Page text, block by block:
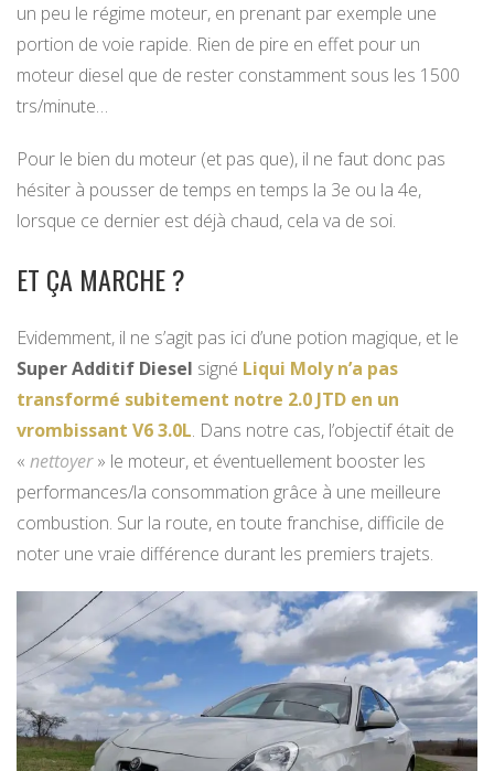
un peu le régime moteur, en prenant par exemple une
portion de voie rapide. Rien de pire en effet pour un
moteur diesel que de rester constamment sous les 1500
trs/minute…
Pour le bien du moteur (et pas que), il ne faut donc pas
hésiter à pousser de temps en temps la 3e ou la 4e,
lorsque ce dernier est déjà chaud, cela va de soi.
ET ÇA MARCHE ?
Evidemment, il ne s’agit pas ici d’une potion magique, et le
Super Additif Diesel signé Liqui Moly n’a pas
transformé subitement notre 2.0 JTD en un
vrombissant V6 3.0L. Dans notre cas, l’objectif était de
« nettoyer» le moteur, et éventuellement booster les
performances/la consommation grâce à une meilleure
combustion. Sur la route, en toute franchise, difficile de
noter une vraie différence durant les premiers trajets.